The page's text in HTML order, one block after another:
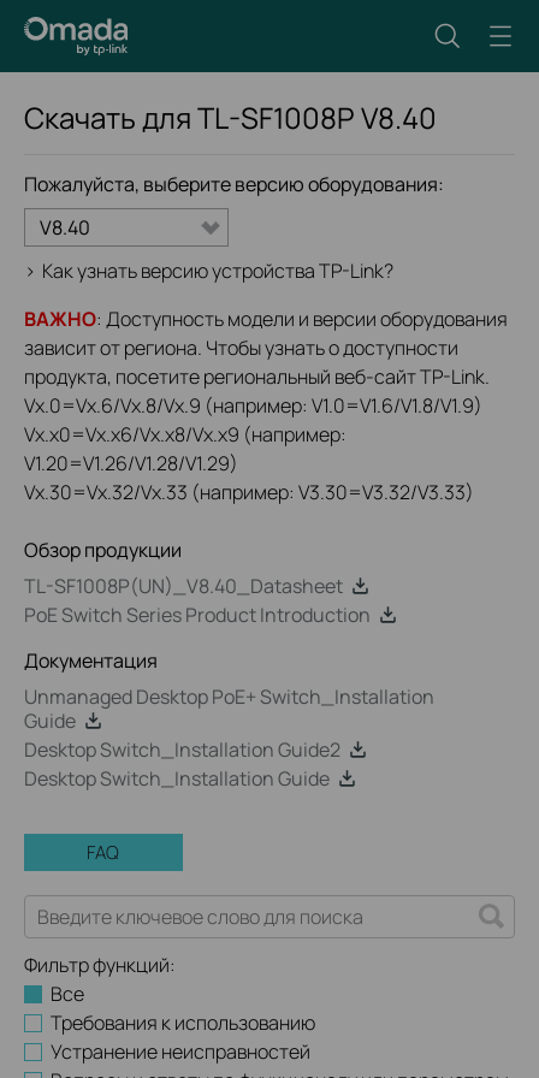
Скачать дляTL-SF1008PV8.40
Пожалуйста, выберите версию оборудования:
V8.40
> Как узнать версию устройства TP-Link?
ВАЖНО: Доступность модели и версии оборудования
зависит от региона. Чтобы узнать о доступности
продукта, посетите региональный веб-сайт TP-Link.
Vx.0=Vx.6/Vx.8/Vx.9 (например: V1.0=V1.6/V1.8/V1.9)
Vx.x0=Vx.x6/Vx.x8/Vx.x9 (например:
V1.20=V1.26/V1.28/V1.29)
Vx.30=Vx.32/Vx.33 (например: V3.30=V3.32/V3.33)
Обзор продукции
TL-SF1008P(UN)_V8.40_Datasheet
PoE Switch Series Product Introduction
Документация
Unmanaged Desktop PoE+ Switch_Installation
Guide
Desktop Switch_Installation Guide2
Desktop Switch_Installation Guide
FAQ
Фильтр функций:
Все
Требования к использованию
Устранение неисправностей